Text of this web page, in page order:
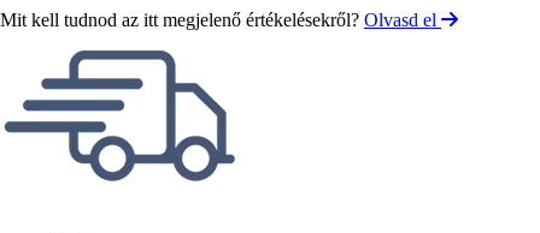
Mit kell tudnod az itt megjelenő értékelésekről? Olvasd el